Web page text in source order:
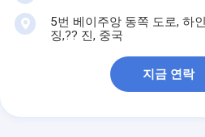
5번 베이주앙 동쪽 도로, 하
징,?? 진, 중국
지금 연락